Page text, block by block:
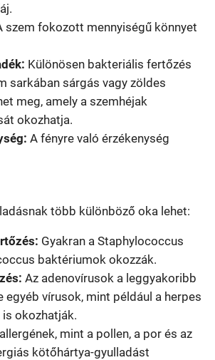
szem fokozott mennyiségű könnyet
Különösen bakteriális fertőzés
sarkában sárgás vagy zöldes
meg, amely a szemhéjak
okozhatja.
A fényre való érzékenység
több különböző oka lehet:
Gyakran a Staphylococcus
baktériumok okozzák.
Az adenovírusok a leggyakoribb
egyéb vírusok, mint például a herpes
okozhatják.
mint a pollen, a por és az
kötőhártya-gyulladást